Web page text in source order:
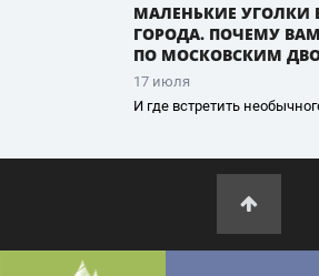
МАЛЕНЬКИЕ УГОЛКИ
ГОРОДА. ПОЧЕМУ
ПО МОСКОВСКИМ
17 июля
И где встретить